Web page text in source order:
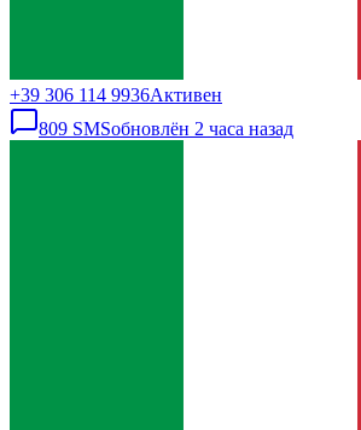
+39 306 114 9936Активен
809 SMSобновлён 2 часа назад